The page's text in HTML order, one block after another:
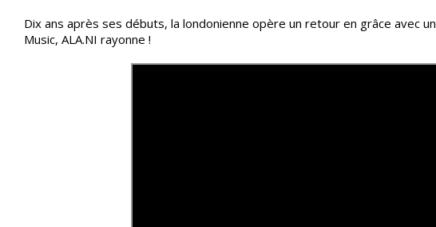
Dix ans après ses débuts, la londonienne opère un retour en grâce avec
Music, ALA.NI rayonne !